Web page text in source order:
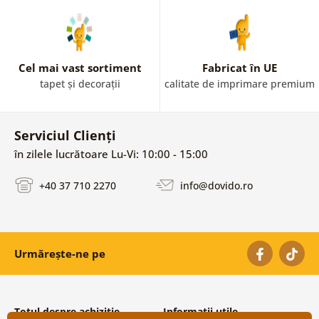
Cel mai vast sortiment
tapet și decorații
Fabricat în UE
calitate de imprimare premium
Serviciul Clienți
în zilele lucrătoare Lu-Vi: 10:00 - 15:00
+40 37 710 2270 info@dovido.ro
Urmărește-ne pe
Totul despre achiziție Informații utile